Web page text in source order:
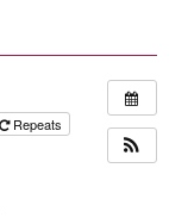
Repeats